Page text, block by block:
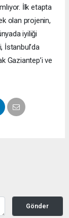
İlk etapta
olan projenin,
iyiliği
İstanbul’da
Gaziantep’i ve
Gönder